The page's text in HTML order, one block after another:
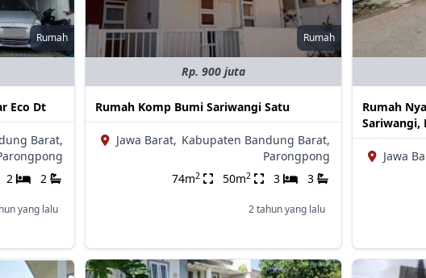
Rumah
Eco Dt
Barat,
2 2
yang lalu
Rumah
Rp. 900 juta
Rumah Komp Bumi Sariwangi Satu
Jawa Barat, Kabupaten Bandung Barat,
Parongpong
74m2 50m2 3 3
2 tahun yang lalu
Rumah
Sariwangi,
Jawa